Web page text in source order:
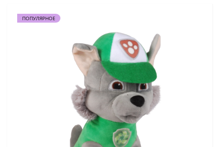
ПОПУЛЯРНОЕ